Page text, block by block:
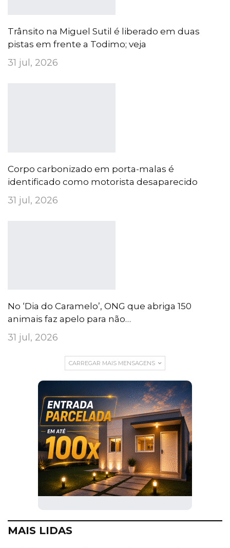
Trânsito na Miguel Sutil é liberado em duas
pistas em frente a Todimo; veja
31 jul, 2026
Corpo carbonizado em porta-malas é
identificado como motorista desaparecido
31 jul, 2026
No ‘Dia do Caramelo’, ONG que abriga 150
animais faz apelo para não…
31 jul, 2026
CARREGAR MAIS MENSAGENS
MAIS LIDAS